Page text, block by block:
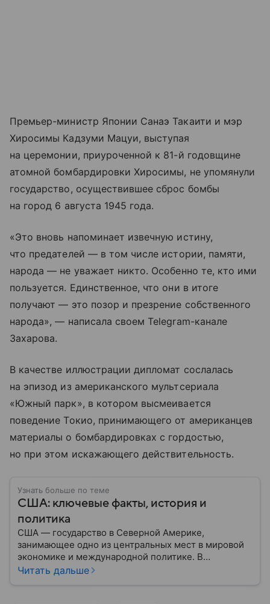
Премьер-министр Японии Санаэ Такаити и мэр
Хиросимы Кадзуми Мацуи, выступая
на церемонии, приуроченной к 81-й годовщине
атомной бомбардировки Хиросимы, не упомянули
государство, осуществившее сброс бомбы
на город 6 августа 1945 года.
«Это вновь напоминает извечную истину,
что предателей — в том числе истории, памяти,
народа — не уважает никто. Особенно те, кто ими
пользуется. Единственное, что они в итоге
получают — это позор и презрение собственного
народа», — написала своем Telegram-канале
Захарова.
В качестве иллюстрации дипломат сослалась
на эпизод из американского мультсериала
«Южный парк», в котором высмеивается
поведение Токио, принимающего от американцев
материалы о бомбардировках с гордостью,
но при этом искажающего действительность.
Узнать больше по теме
США: ключевые факты, история и
политика
США — государство в Северной Америке,
занимающее одно из центральных мест в мировой
экономике и международной политике. В
материале — основные сведения об этой стране.
Читать дальше